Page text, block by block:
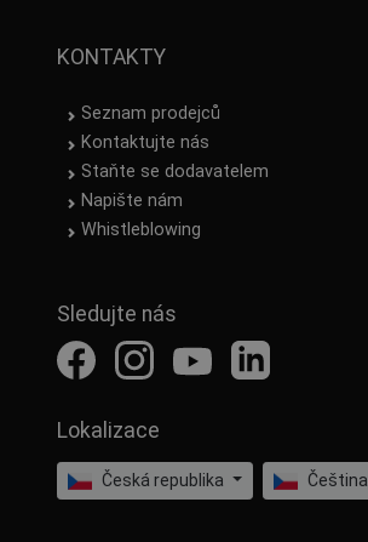
KONTAKTY
Seznam prodejců
Kontaktujte nás
Staňte se dodavatelem
Napište nám
Whistleblowing
Sledujte nás
Lokalizace
Česká republika Čeština